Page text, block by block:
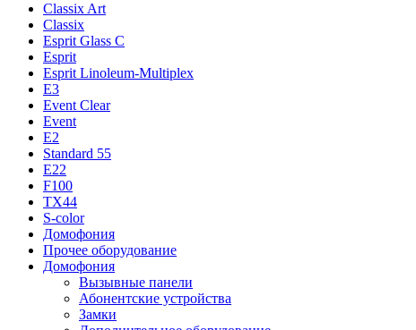
Classix Art
Classix
Esprit Glass C
Esprit
Esprit Linoleum-Multiplex
E3
Event Clear
Event
E2
Standard 55
E22
F100
TX44
S-color
Домофония
Прочее оборудование
Домофония
Вызывные панели
Абонентские устройства
Замки